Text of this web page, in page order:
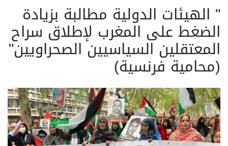
" الهيئات الدولية مطالبة بزيادة
الضغط على المغرب لإطلاق سراح
المعتقلين السياسيين الصحراويين"
(محامية فرنسية)